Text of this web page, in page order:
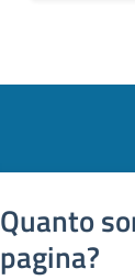
Quanto
pagina?